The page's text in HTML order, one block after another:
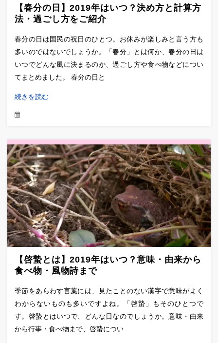
【春分の日】2019年はいつ？決め方と計算方
法・過ごし方をご紹介
春分の日は国民の祝日のひとつ。お休みが楽しみと言う方も
多いのではないでしょうか。「春分」とは何か、春分の日は
いつでどんな風に決まるのか、過ごし方や食べ物などについ
てまとめました。 春分の日と
続きを読む
【啓蟄とは】2019年はいつ？意味・由来から
食べ物・風物詩まで
季節をあらわす言葉には、見たことのない漢字で意味がよく
わからないものも多いですよね。「啓蟄」もそのひとつで
す。啓蟄とはいつで、どんな日なのでしょうか。意味・由来
から行事・食べ物まで、啓蟄につい